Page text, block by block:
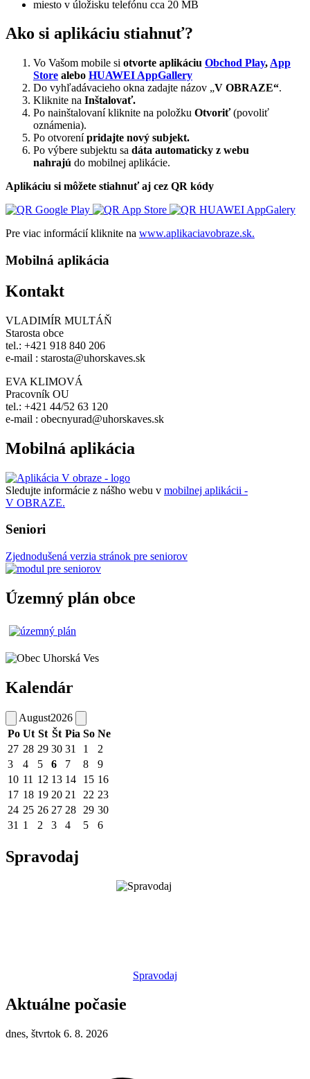
miesto v úložisku telefónu cca 20 MB
Ako si aplikáciu stiahnuť?
Vo Vašom mobile si otvorte aplikáciu Obchod Play, App
Store alebo HUAWEI AppGallery
Do vyhľadávacieho okna zadajte názov „V OBRAZE“.
Kliknite na Inštalovať.
Po nainštalovaní kliknite na položku Otvoriť(povoliť
oznámenia).
Po otvorenípridajte nový subjekt.
Po výbere subjektu sa dáta automaticky z webu
nahrajú do mobilnej aplikácie.
Aplikáciu si môžete stiahnuť aj cez QR kódy
Pre viac informácií kliknite na www.aplikaciavobraze.sk.
Mobilná aplikácia
Kontakt
VLADIMÍR MULTÁŇ
Starosta obce
tel.: +421 918 840 206
e-mail : starosta@uhorskaves.sk
EVA KLIMOVÁ
Pracovník OU
tel.: +421 44/52 63 120
e-mail : obecnyurad@uhorskaves.sk
Mobilná aplikácia
Sledujte informácie z nášho webu v mobilnej aplikácii -
V OBRAZE.
Seniori
Zjednodušená verzia stránok pre seniorov
Územný plán obce
Kalendár
August2026
Po Ut St Št Pia So Ne
27 28 29 30 31 1
2
3
4 5 6 7 8
9
10 11 12 13 14 15 16
17 18 19 20 21 22 23
24 25 26 27 28 29 30
31 1 2 3 4 5 6
Spravodaj
Spravodaj
Aktuálne počasie
dnes, štvrtok 6. 8. 2026